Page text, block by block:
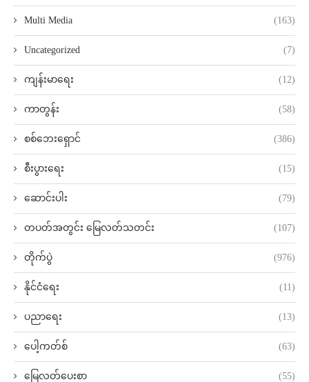
Multi Media (163)
Uncategorized (7)
ကျန်းမာရေး (12)
ကာတွန်း (58)
စစ်ဘေးရှောင် (386)
စီးပွားရေး (15)
ဆောင်းပါး (79)
တပတ်အတွင်း မြေလတ်သတင်း (107)
တိုက်ပွဲ (976)
နိုင်ငံရေး (11)
ပညာရေး (13)
ပေါ့ကတ်စ် (63)
မြေလတ်ပေးစာ (55)